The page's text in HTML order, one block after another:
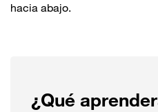
hacia abajo.
¿Qué